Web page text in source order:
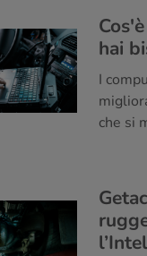
hai
I
che si